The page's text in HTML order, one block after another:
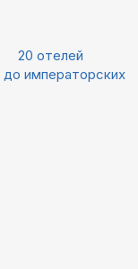
20 отелей
императорских